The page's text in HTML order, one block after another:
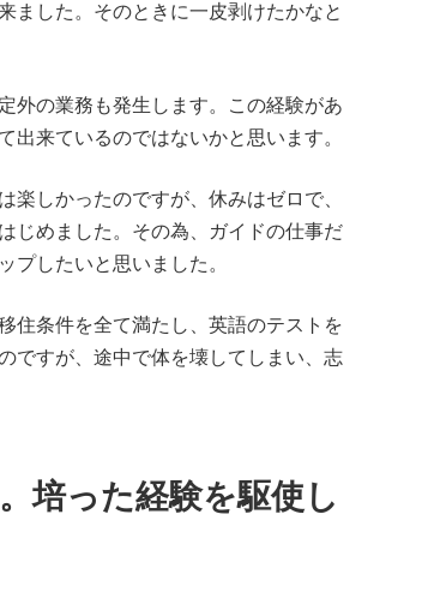
ました。そのときに一皮剥けたかなと
外の業務も発生します。この経験があ
出来ているのではないかと思います。
楽しかったのですが、休みはゼロで、
じめました。その為、ガイドの仕事だ
プしたいと思いました。
住条件を全て満たし、英語のテストを
ですが、途中で体を壊してしまい、志
培った経験を駆使し